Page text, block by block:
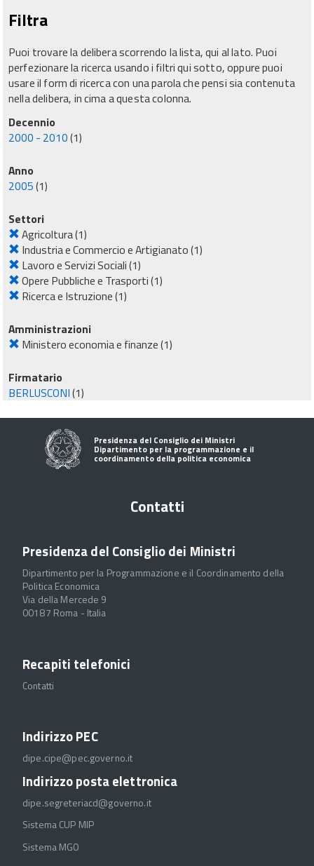
Filtra
Puoi trovare la delibera scorrendo la lista, qui al lato. Puoi
perfezionare la ricerca usando i filtri qui sotto, oppure puoi
usare il form di ricerca con una parola che pensi sia contenuta
nella delibera, in cima a questa colonna.
Decennio
2000 - 2010(1)
Anno
2005(1)
Settori
Agricoltura(1)
Industria e Commercio e Artigianato(1)
Lavoro e Servizi Sociali(1)
Opere Pubbliche e Trasporti(1)
Ricerca e Istruzione(1)
Amministrazioni
Ministero economia e finanze(1)
Firmatario
BERLUSCONI(1)
Presidenza del Consiglio dei Ministri
Dipartimento per la programmazione e il
coordinamento della politica economica
Contatti
Presidenza del Consiglio dei Ministri
Dipartimento per la Programmazione e il Coordinamento della
Politica Economica
Via della Mercede 9
00187 Roma - Italia
Recapiti telefonici
Contatti
Indirizzo PEC
dipe.cipe@pec.governo.it
Indirizzo posta elettronica
dipe.segreteriacd@governo.it
Sistema CUP MIP
Sistema MGO